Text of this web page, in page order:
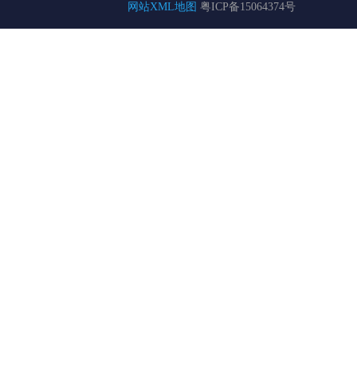
网站XML地图 粤ICP备15064374号